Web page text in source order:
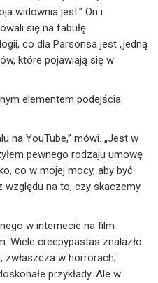
widownia jest.” On i
się na fabułę
co dla Parsonsa jest „jedną
które pojawiają się w
elementem podejścia
na YouTube,” mówi. „Jest w
pewnego rodzaju umowę
co w mojej mocy, aby być
względu na to, czy skaczemy
w internecie na film
Wiele creepypastas znalazło
zwłaszcza w horrorach;
przykłady. Ale w